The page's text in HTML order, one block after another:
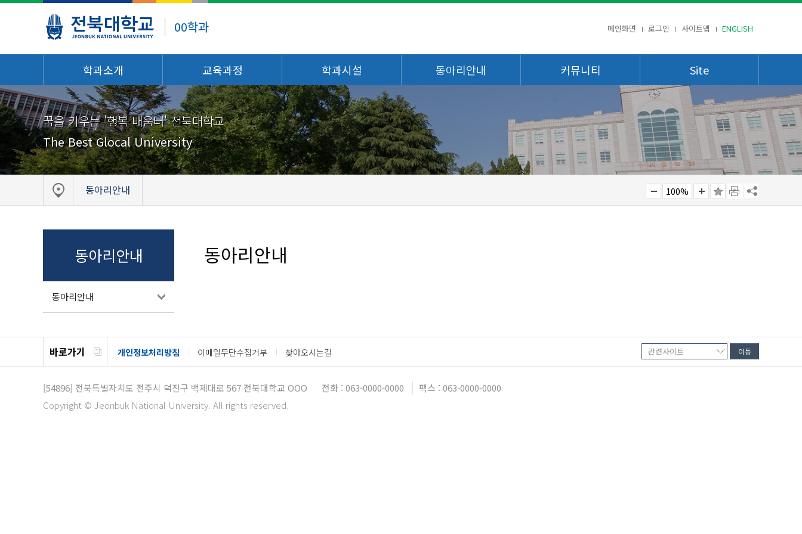
00학과 메인화면 로그인 사이트맵 ENGLISH
학과소개 교육과정 학과시설 동아리안내 커뮤니티 Site
꿈을 키우는 '행복 배움터' 전북대학교
The Best Glocal University
동아리안내 100%
동아리안내
동아리안내
동아리안내
바로가기 개인정보처리방침 이메일무단수집거부 찾아오시는길
[54896] 전북특별자치도 전주시 덕진구 백제대로 567 전북대학교 OOO 전화 : 063-0000-0000
팩스 : 063-0000-0000
Copyright © Jeonbuk National University. All rights reserved.